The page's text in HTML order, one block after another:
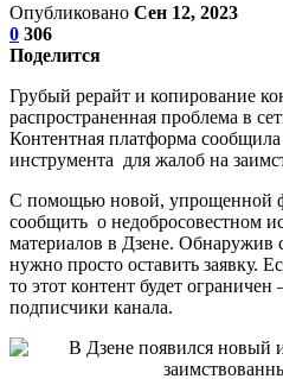
Опубликовано Сен 12, 2023
0 306
Поделится
Грубый рерайт и копирование
распространенная проблема в
Контентная платформа сообщила
инструмента для жалоб на
С помощью новой, упрощенной
сообщить о недобросовестном
материалов в Дзене.
нужно просто оставить заявку.
то этот контент будет
подписчики канала.